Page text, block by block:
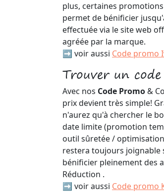
plus, certaines
permet de bénificier
effectuée via le site web
agréée par la marque.
➡️ voir aussi Code promo
Trouver un
Avec nos Code Promo&
prix devient très simple!
n'aurez qu'à chercher le
date limite (promotion
outil sûretée /
restera toujours joignable
bénificier pleinement des
Réduction .
➡️ voir aussi Code promo